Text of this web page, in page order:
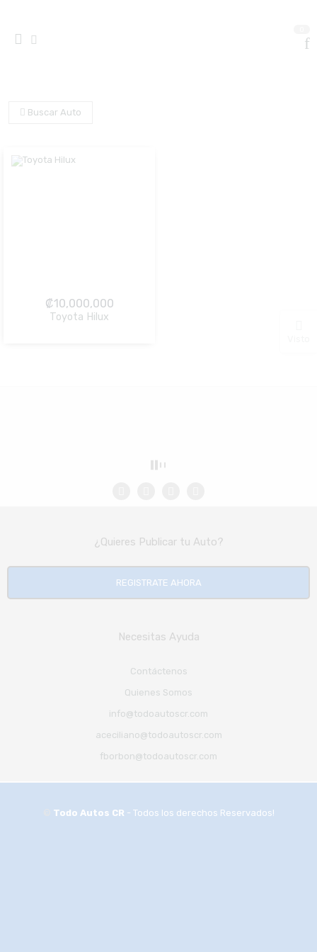
Buscar Auto
₡10,000,000
Toyota Hilux
¿Quieres Publicar tu Auto?
REGISTRATE AHORA
Necesitas Ayuda
Contáctenos
Quienes Somos
info@todoautoscr.com
aceciliano@todoautoscr.com
fborbon@todoautoscr.com
Todo Autos CR - Todos los derechos Reservados!